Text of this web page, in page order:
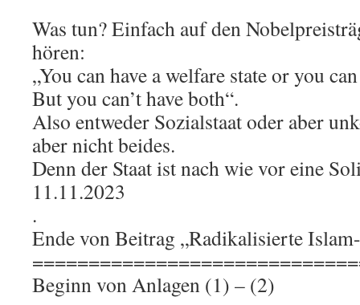
Was tun? Einfach auf den
hören:
„You can have a welfare state or you
But you can’t have both“.
Also entweder Sozialstaat oder aber
aber nicht beides.
Denn der Staat ist nach wie vor eine
11.11.2023
.
Ende von Beitrag „Radikalisierte
Beginn von Anlagen (1) – (2)